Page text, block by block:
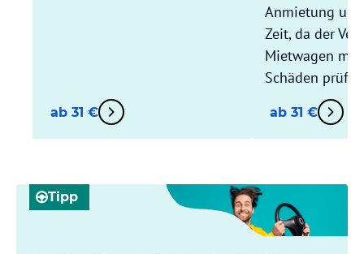
ab 31 €
Anmietung
Zeit, da der
Mietwagen
Schäden prüft.
ab 31 €
Tipp